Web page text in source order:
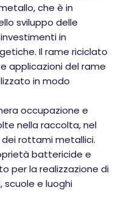
che è in
sviluppo delle
in
Il rame riciclato
applicazioni del rame
in modo
occupazione e
nella raccolta, nel
rottami metallici.
battericide e
per la realizzazione di
scuole e luoghi